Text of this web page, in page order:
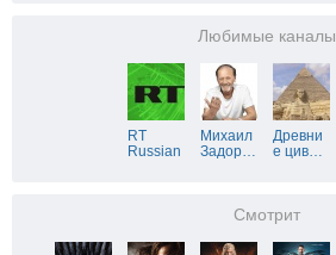
Любимые каналы
RT
Russian
Михаил
Задор…
Древни
е цив…
Смотрит